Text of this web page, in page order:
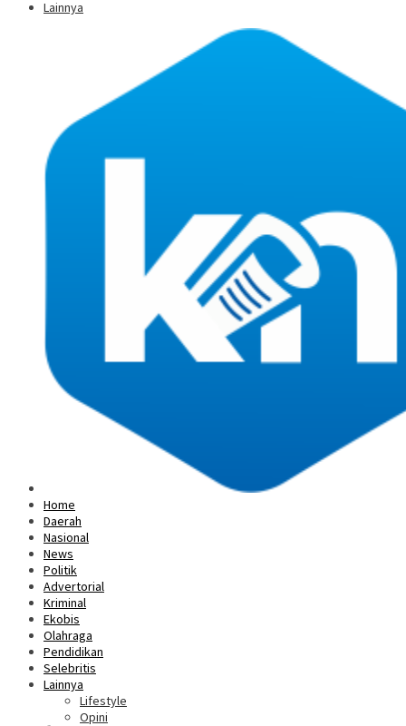
Lainnya
Home
Daerah
Nasional
News
Politik
Advertorial
Kriminal
Ekobis
Olahraga
Pendidikan
Selebritis
Lainnya
Lifestyle
Opini